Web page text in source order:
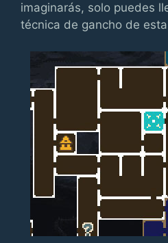
imaginarás, solo puedes
técnica de gancho de